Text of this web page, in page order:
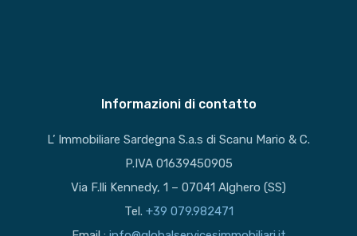
Informazioni di contatto
L’ Immobiliare Sardegna S.a.s di Scanu Mario & C.
P.IVA 01639450905
Via F.lli Kennedy, 1 – 07041 Alghero (SS)
Tel. +39 079.982471